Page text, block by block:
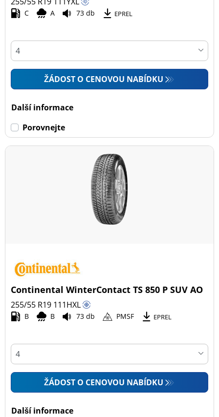
C A 73 db EPREL
ŽÁDOST O CENOVOU NABÍDKU
Další informace
Porovnejte
Continental WinterContact TS 850 P SUV AO
255/55 R19 111HXL
B B 73 db PMSF EPREL
ŽÁDOST O CENOVOU NABÍDKU
Další informace